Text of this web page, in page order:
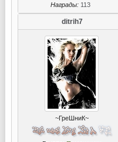
Награды: 113
ditrih7
~ГреШниК~